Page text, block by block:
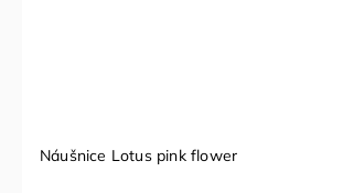
Náušnice Lotus pink flower